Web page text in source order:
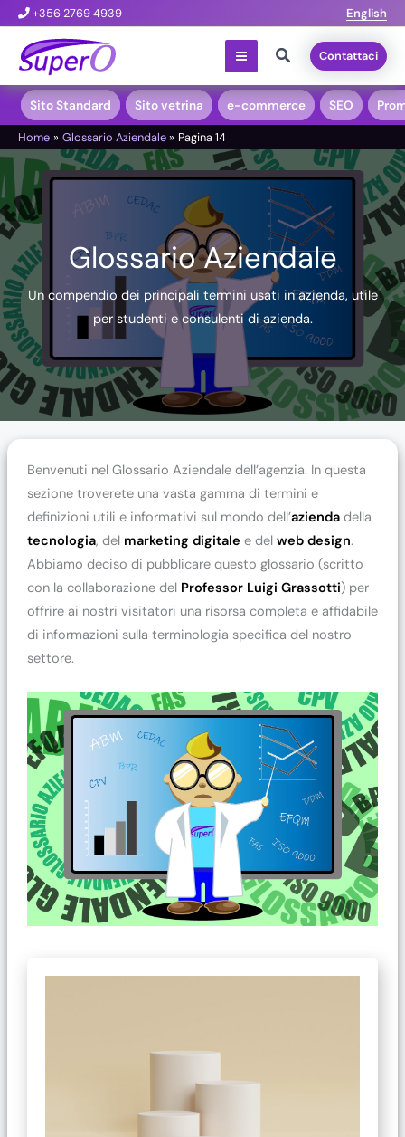
contenuto
+356 2769 4939 English
CercaContattaci
Sito Standard Sito vetrina e-commerce SEO
Home Glossario Aziendale Pagina 14
Glossario Aziendale
Un compendio dei principali termini usati in azienda, utile
per studenti e consulenti di azienda.
Benvenuti nel Glossario Aziendale dell’agenzia. In questa
sezione troverete una vasta gamma di termini e
definizioni utili e informativi sul mondo dell’aziendadella
tecnologia, del marketing digitale e del web design.
Abbiamo deciso di pubblicare questo glossario (scritto
con la collaborazione del Professor Luigi Grassotti) per
offrire ai nostri visitatori una risorsa completa e affidabile
di informazioni sulla terminologia specifica del nostro
settore.